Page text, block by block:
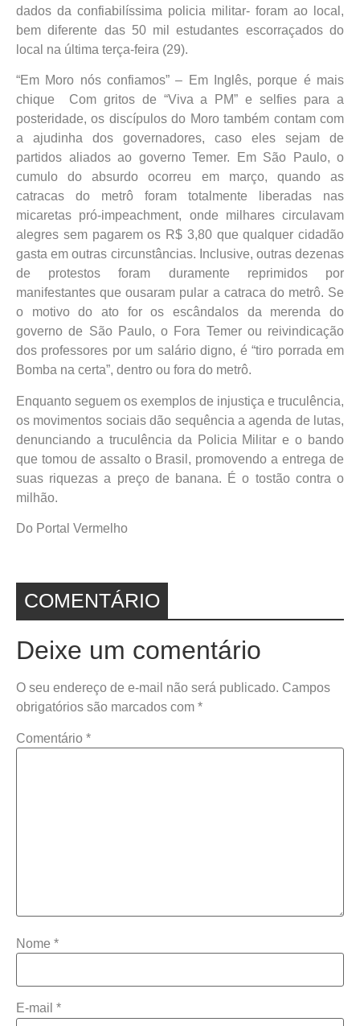
dados da confiabilíssima policia militar- foram ao local,
bem diferente das 50 mil estudantes escorraçados do
local na última terça-feira (29).
“Em Moro nós confiamos” – Em Inglês, porque é mais
chique Com gritos de “Viva a PM” e selfies para a
posteridade, os discípulos do Moro também contam com
a ajudinha dos governadores, caso eles sejam de
partidos aliados ao governo Temer. Em São Paulo, o
cumulo do absurdo ocorreu em março, quando as
catracas do metrô foram totalmente liberadas nas
micaretas pró-impeachment, onde milhares circulavam
alegres sem pagarem os R$ 3,80 que qualquer cidadão
gasta em outras circunstâncias. Inclusive, outras dezenas
de protestos foram duramente reprimidos por
manifestantes que ousaram pular a catraca do metrô. Se
o motivo do ato for os escândalos da merenda do
governo de São Paulo, o Fora Temer ou reivindicação
dos professores por um salário digno, é “tiro porrada em
Bomba na certa”, dentro ou fora do metrô.
Enquanto seguem os exemplos de injustiça e truculência,
os movimentos sociais dão sequência a agenda de lutas,
denunciando a truculência da Policia Militar e o bando
que tomou de assalto o Brasil, promovendo a entrega de
suas riquezas a preço de banana. É o tostão contra o
milhão.
Do Portal Vermelho
COMENTÁRIO
Deixe um comentário
O seu endereço de e-mail não será publicado. Campos
obrigatórios são marcados com *
Comentário *
Nome *
E-mail *